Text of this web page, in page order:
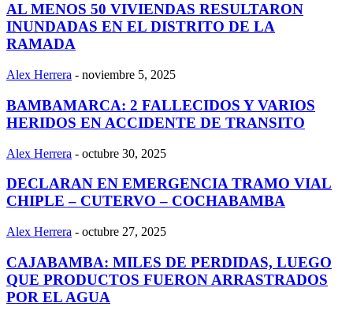
AL MENOS 50 VIVIENDAS RESULTARON
INUNDADAS EN EL DISTRITO DE LA
RAMADA
Alex Herrera - noviembre 5, 2025
BAMBAMARCA: 2 FALLECIDOS Y VARIOS
HERIDOS EN ACCIDENTE DE TRANSITO
Alex Herrera - octubre 30, 2025
DECLARAN EN EMERGENCIA TRAMO VIAL
CHIPLE – CUTERVO – COCHABAMBA
Alex Herrera - octubre 27, 2025
CAJABAMBA: MILES DE PERDIDAS, LUEGO
QUE PRODUCTOS FUERON ARRASTRADOS
POR EL AGUA